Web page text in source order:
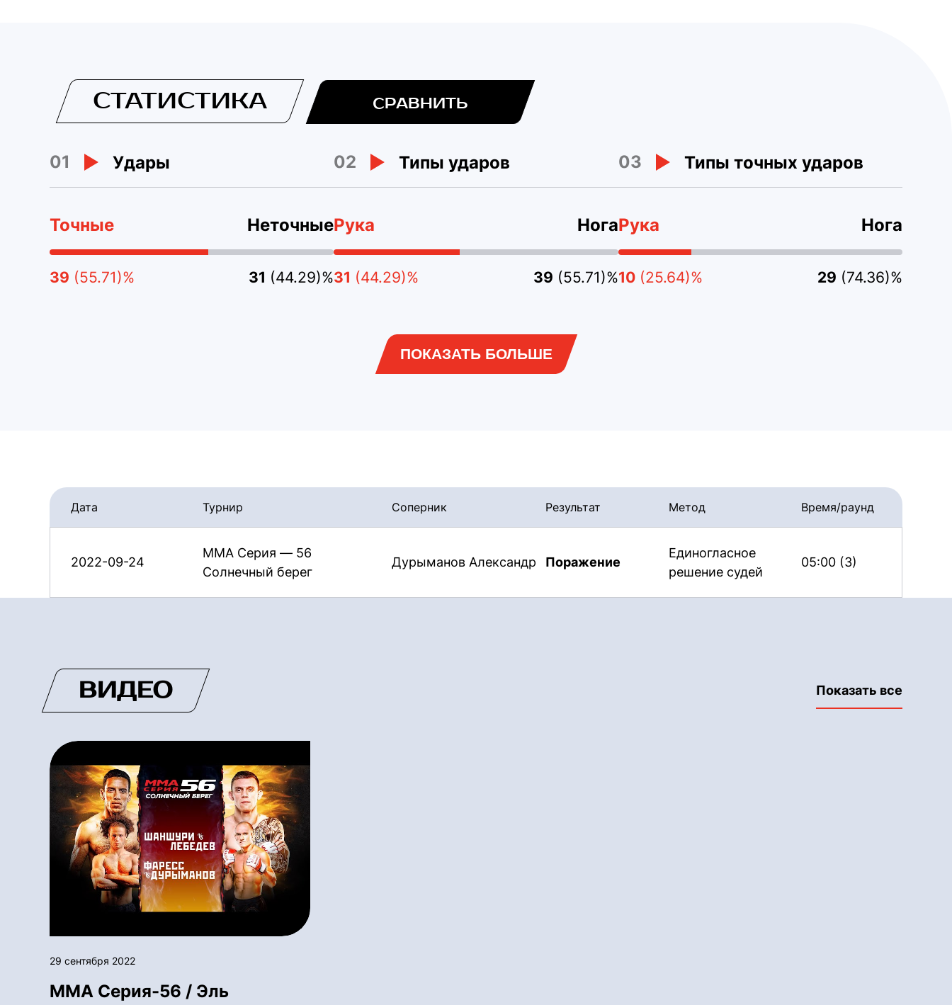
СТАТИСТИКА СРАВНИТЬ
01 Удары
Точные Неточные
39 (55.71)% 31 (44.29)%
02 Типы ударов
Рука Нога
31 (44.29)% 39 (55.71)%
03 Типы точных ударов
Рука Нога
10 (25.64)% 29 (74.36)%
ПОКАЗАТЬ БОЛЬШЕ
Дата Турнир Соперник Результат Метод Время/раунд
2022-09-24
ММА Серия — 56
Солнечный берег
Дурыманов Александр Поражение
Единогласное
решение судей
05:00 (3)
ВИДЕО Показать все
29 сентября 2022
ММА Серия-56 / Эль